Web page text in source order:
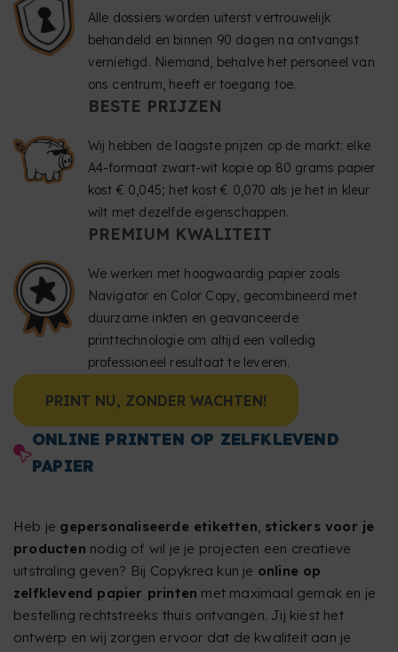
Alle dossiers worden uiterst vertrouwelijk
behandeld en binnen 90 dagen na ontvangst
vernietigd. Niemand, behalve het personeel van
ons centrum, heeft er toegang toe.
BESTE PRIJZEN
Wij hebben de laagste prijzen op de markt: elke
A4-formaat zwart-wit kopie op 80 grams papier
kost € 0,045; het kost € 0,070 als je het in kleur
wilt met dezelfde eigenschappen.
PREMIUM KWALITEIT
We werken met hoogwaardig papier zoals
Navigator en Color Copy, gecombineerd met
duurzame inkten en geavanceerde
printtechnologie om altijd een volledig
professioneel resultaat te leveren.
PRINT NU, ZONDER WACHTEN!
ONLINE PRINTEN OP ZELFKLEVEND
PAPIER
Heb je gepersonaliseerde etiketten, stickers voor je
producten nodig of wil je je projecten een creatieve
uitstraling geven? Bij Copykrea kun je online op
zelfklevend papier printen met maximaal gemak en je
bestelling rechtstreeks thuis ontvangen. Jij kiest het
ontwerp en wij zorgen ervoor dat de kwaliteit aan je